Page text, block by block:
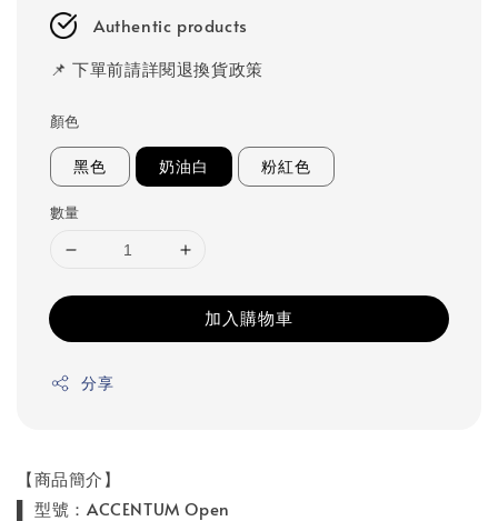
Authentic products
📌 下單前請詳閱退換貨政策
顏色
黑色 奶油白 粉紅色
數量
加入購物車
分享
【商品簡介】
▌ 型號：ACCENTUM Open